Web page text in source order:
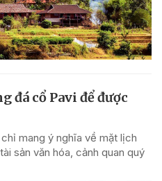
đá cổ Pavi để được
mang ý nghĩa về mặt lịch
sản văn hóa, cảnh quan quý